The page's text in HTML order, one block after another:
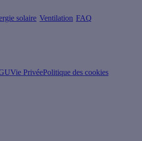
solaire Ventilation FAQ
Vie PrivéePolitique des cookies